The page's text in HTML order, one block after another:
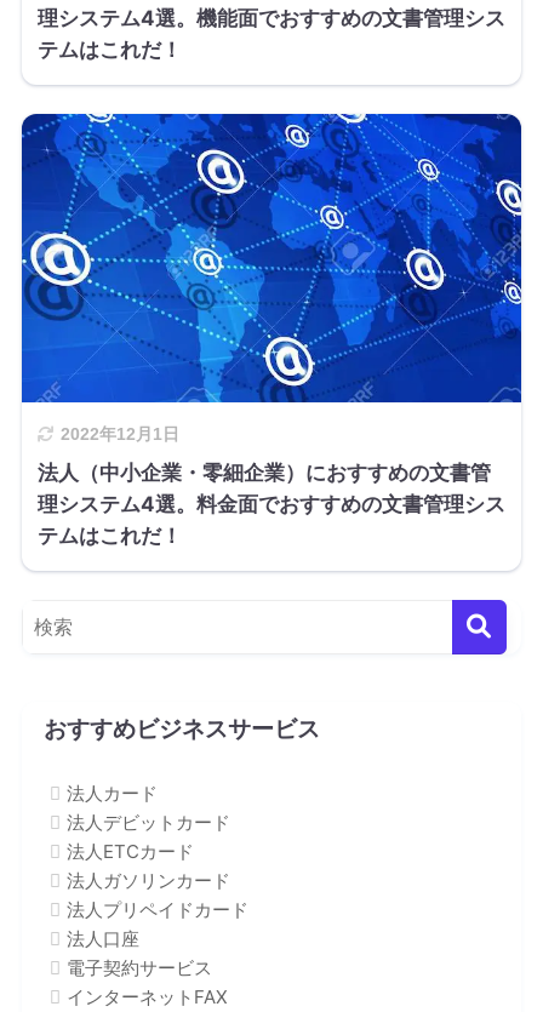
理システム4選。機能面でおすすめの文書管理シス
テムはこれだ！
2022年12月1日
法人（中小企業・零細企業）におすすめの文書管
理システム4選。料金面でおすすめの文書管理シス
テムはこれだ！
おすすめビジネスサービス
法人カード
法人デビットカード
法人ETCカード
法人ガソリンカード
法人プリペイドカード
法人口座
電子契約サービス
インターネットFAX